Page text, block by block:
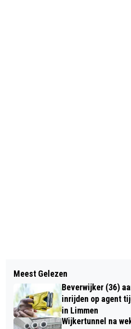
CIOS BESTAAT 75 JAAR:
BUURTBEWONERS
SPORT- EN
HOCKEY CLUB
PARALYMPIËRS UIT
Meest Gelezen
Beverwijker (36)
inrijden op agent
in Limmen
Wijkertunnel na